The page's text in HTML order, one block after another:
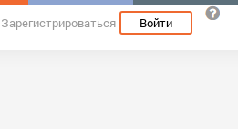
Зарегистрироваться Войти